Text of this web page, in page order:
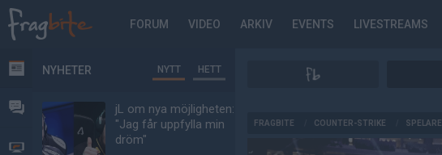
FORUM VIDEO ARKIV EVENTS LIVESTREAMS
NYHETER
FORUM
VIDEO
NYHETER NYTT HETT
jL om nya möjligheten:
"Jag får uppfylla min
dröm"
FRAGBITE COUNTER-STRIKE SPELARE